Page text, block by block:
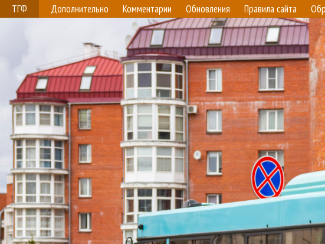
ТГФ Дополнительно Комментарии Обновления Правила сайта